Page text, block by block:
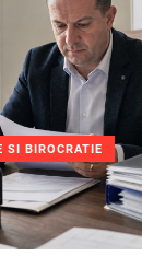
SI BIROCRATIE